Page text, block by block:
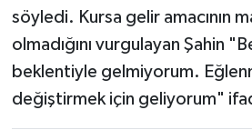
söyledi. Kursa gelir amacının
olmadığını vurgulayan Şahin
beklentiyle gelmiyorum.
değiştirmek için geliyorum"